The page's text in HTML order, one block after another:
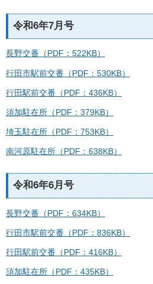
令和6年7月号
長野交番（PDF：522KB）
行田市駅前交番（PDF：530KB）
行田駅前交番（PDF：436KB）
須加駐在所（PDF：379KB）
埼玉駐在所（PDF：753KB）
南河原駐在所（PDF：638KB）
令和6年6月号
長野交番（PDF：634KB）
行田市駅前交番（PDF：836KB）
行田駅前交番（PDF：416KB）
須加駐在所（PDF：435KB）